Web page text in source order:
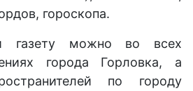
гороскопа.
газету можно во всех
города Горловка, а
по городу